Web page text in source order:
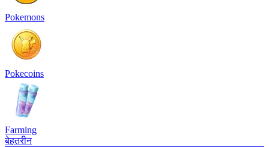
Pokemons
Pokecoins
Farming
बेहतरीन